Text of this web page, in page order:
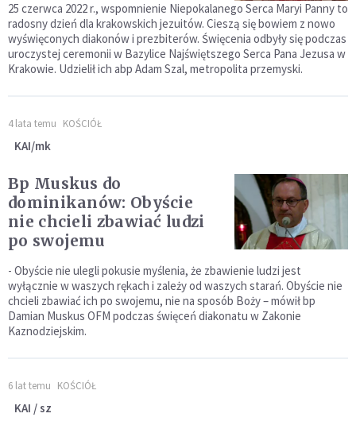
25 czerwca 2022 r., wspomnienie Niepokalanego Serca Maryi Panny to
radosny dzień dla krakowskich jezuitów. Cieszą się bowiem z nowo
wyświęconych diakonów i prezbiterów. Święcenia odbyły się podczas
uroczystej ceremonii w Bazylice Najświętszego Serca Pana Jezusa w
Krakowie. Udzielił ich abp Adam Szal, metropolita przemyski.
4 lata temu KOŚCIÓŁ
KAI/mk
Bp Muskus do
dominikanów: Obyście
nie chcieli zbawiać ludzi
po swojemu
- Obyście nie ulegli pokusie myślenia, że zbawienie ludzi jest
wyłącznie w waszych rękach i zależy od waszych starań. Obyście nie
chcieli zbawiać ich po swojemu, nie na sposób Boży – mówił bp
Damian Muskus OFM podczas święceń diakonatu w Zakonie
Kaznodziejskim.
6 lat temu KOŚCIÓŁ
KAI / sz